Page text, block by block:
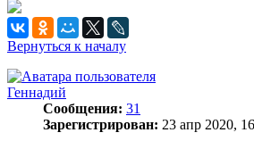
Вернуться к началу
Геннадий
Сообщения: 31
Зарегистрирован: 23 апр 2020,